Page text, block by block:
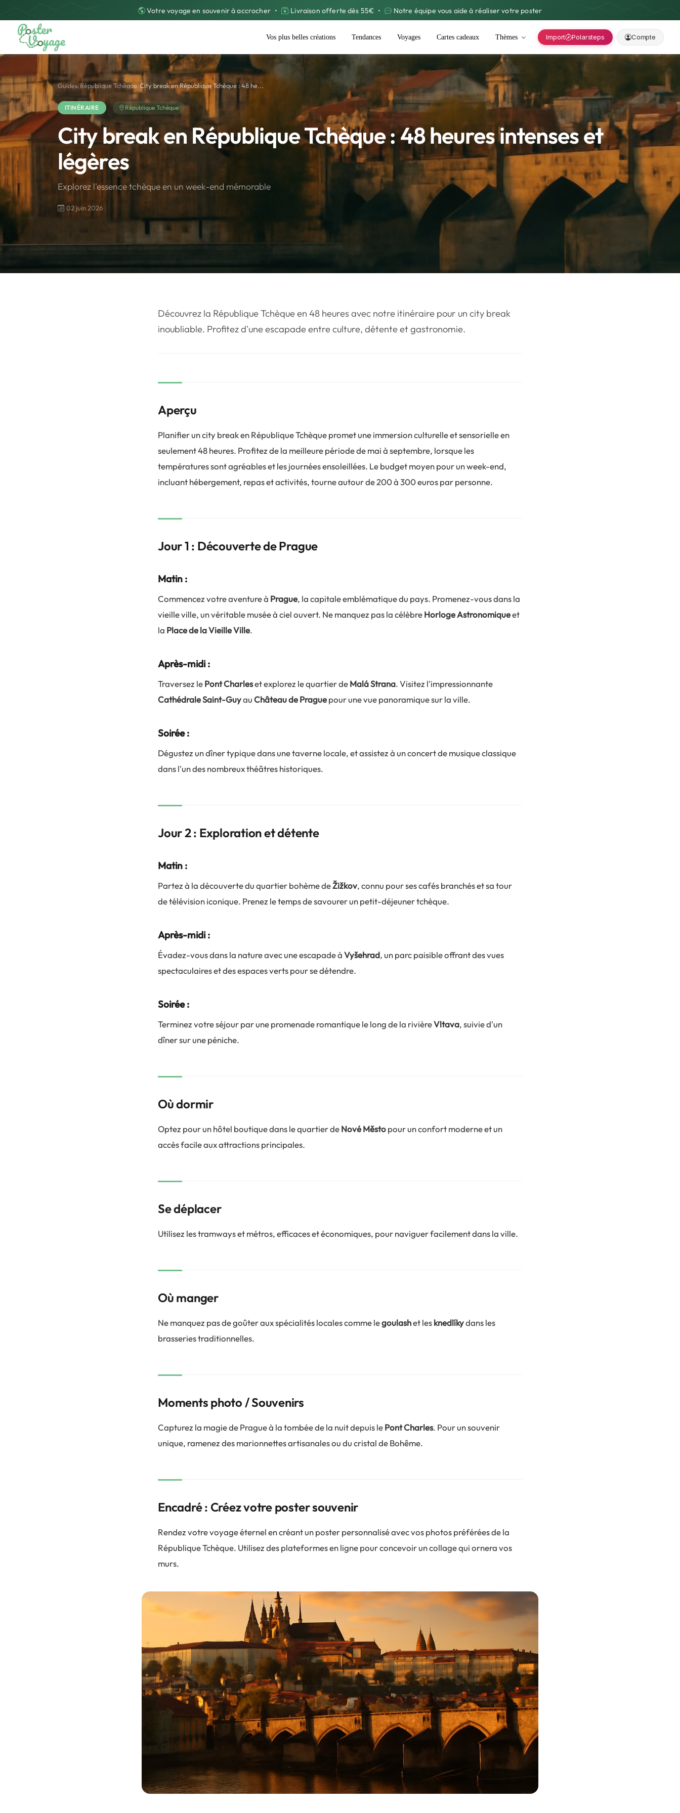
Votre voyage en souvenir à accrocher • Livraison offerte dès 55€ • Notre équipe vous aide à réaliser votre poster
Vos plus belles créations Tendances Voyages Cartes cadeaux Thèmes Import Polarsteps Compte
Guides/République Tchèque/City break en République Tchèque : 48 he...
ITINÉRAIRE République Tchèque
City break en République Tchèque : 48 heures intenses et
légères
Explorez l'essence tchèque en un week-end mémorable
02 juin 2026
Découvrez la République Tchèque en 48 heures avec notre itinéraire pour un city break
inoubliable. Profitez d'une escapade entre culture, détente et gastronomie.
Aperçu
Planifier un city break en République Tchèque promet une immersion culturelle et sensorielle en
seulement 48 heures. Profitez de la meilleure période de mai à septembre, lorsque les
températures sont agréables et les journées ensoleillées. Le budget moyen pour un week-end,
incluant hébergement, repas et activités, tourne autour de 200 à 300 euros par personne.
Jour 1 : Découverte de Prague
Matin :
Commencez votre aventure à Prague, la capitale emblématique du pays. Promenez-vous dans la
vieille ville, un véritable musée à ciel ouvert. Ne manquez pas la célèbreHorloge Astronomiqueet
la Place de la Vieille Ville.
Après-midi :
Traversez lePont Charleset explorez le quartier deMalá Strana. Visitez l'impressionnante
Cathédrale Saint-GuyauChâteau de Praguepour une vue panoramique sur la ville.
Soirée :
Dégustez un dîner typique dans une taverne locale, et assistez à un concert de musique classique
dans l'un des nombreux théâtres historiques.
Jour 2 : Exploration et détente
Matin :
Partez à la découverte du quartier bohème deŽižkov, connu pour ses cafés branchés et sa tour
de télévision iconique. Prenez le temps de savourer un petit-déjeuner tchèque.
Après-midi :
Évadez-vous dans la nature avec une escapade àVyšehrad, un parc paisible offrant des vues
spectaculaires et des espaces verts pour se détendre.
Soirée :
Terminez votre séjour par une promenade romantique le long de la rivièreVltava, suivie d'un
dîner sur une péniche.
Où dormir
Optez pour un hôtel boutique dans le quartier deNové Městopour un confort moderne et un
accès facile aux attractions principales.
Se déplacer
Utilisez les tramways et métros, efficaces et économiques, pour naviguer facilement dans la ville.
Où manger
Ne manquez pas de goûter aux spécialités locales comme legoulashet lesknedlíkydans les
brasseries traditionnelles.
Moments photo / Souvenirs
Capturez la magie de Prague à la tombée de la nuit depuis lePont Charles. Pour un souvenir
unique, ramenez des marionnettes artisanales ou du cristal de Bohême.
Encadré : Créez votre poster souvenir
Rendez votre voyage éternel en créant un poster personnalisé avec vos photos préférées de la
République Tchèque. Utilisez des plateformes en ligne pour concevoir un collage qui ornera vos
murs.